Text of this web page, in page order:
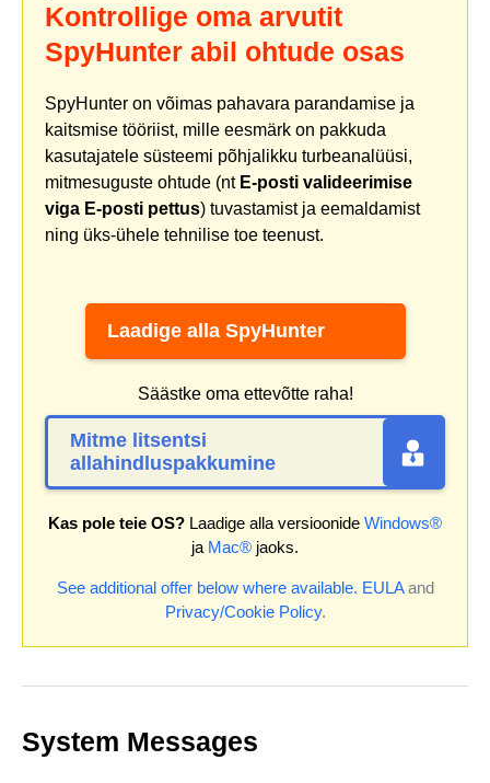
Kontrollige oma arvutit
SpyHunter abil ohtude osas
SpyHunter on võimas pahavara parandamise ja
kaitsmise tööriist, mille eesmärk on pakkuda
kasutajatele süsteemi põhjalikku turbeanalüüsi,
mitmesuguste ohtude (nt E-posti valideerimise
viga E-posti pettus) tuvastamist ja eemaldamist
ning üks-ühele tehnilise toe teenust.
Laadige alla SpyHunter
Säästke oma ettevõtte raha!
Mitme litsentsi
allahindluspakkumine
Kas pole teie OS? Laadige alla versioonide Windows®
ja Mac® jaoks.
See additional offer below where available. EULAand
Privacy/Cookie Policy.
System Messages